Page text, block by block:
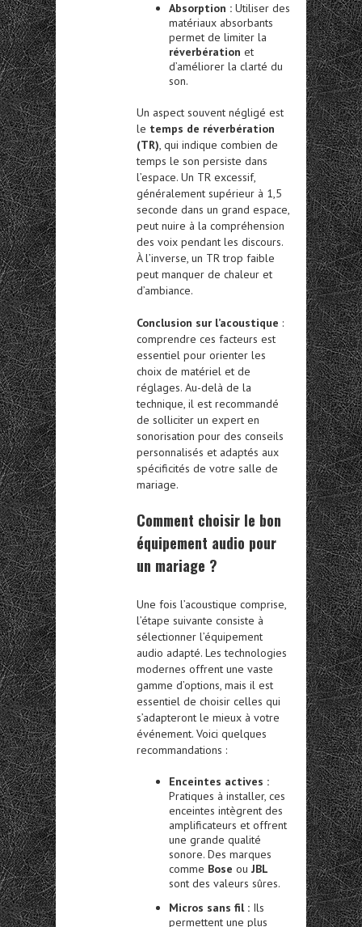
Absorption : Utiliser des
matériaux absorbants
permet de limiter la
réverbération et
d’améliorer la clarté du
son.
Un aspect souvent négligé est
le temps de réverbération
(TR), qui indique combien de
temps le son persiste dans
l’espace. Un TR excessif,
généralement supérieur à 1,5
seconde dans un grand espace,
peut nuire à la compréhension
des voix pendant les discours.
À l’inverse, un TR trop faible
peut manquer de chaleur et
d’ambiance.
Conclusion sur l’acoustique :
comprendre ces facteurs est
essentiel pour orienter les
choix de matériel et de
réglages. Au-delà de la
technique, il est recommandé
de solliciter un expert en
sonorisation pour des conseils
personnalisés et adaptés aux
spécificités de votre salle de
mariage.
Comment choisir le bon
équipement audio pour
un mariage ?
Une fois l’acoustique comprise,
l’étape suivante consiste à
sélectionner l’équipement
audio adapté. Les technologies
modernes offrent une vaste
gamme d’options, mais il est
essentiel de choisir celles qui
s’adapteront le mieux à votre
événement. Voici quelques
recommandations :
Enceintes actives :
Pratiques à installer, ces
enceintes intègrent des
amplificateurs et offrent
une grande qualité
sonore. Des marques
comme Bose ou JBL
sont des valeurs sûres.
Micros sans fil : Ils
permettent une plus